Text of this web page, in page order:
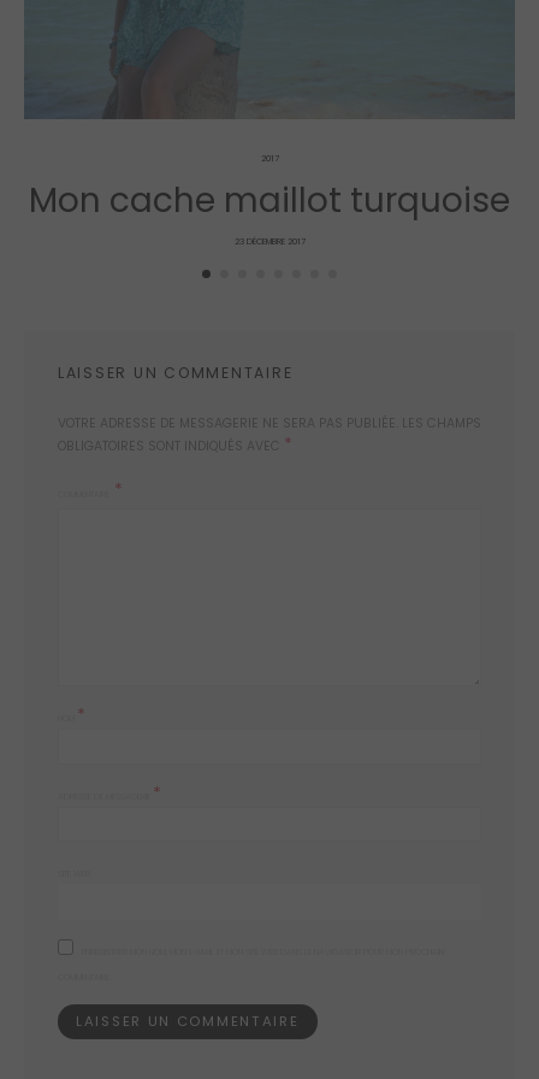
2017
Mon cache maillot turquoise
POSTED
23 DÉCEMBRE 2017
LAISSER UN COMMENTAIRE
VOTRE ADRESSE DE MESSAGERIE NE SERA PAS PUBLIÉE.
LES CHAMPS
OBLIGATOIRES SONT INDIQUÉS AVEC *
*
*